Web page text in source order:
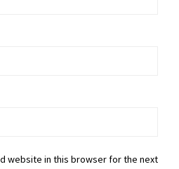
website in this browser for the next